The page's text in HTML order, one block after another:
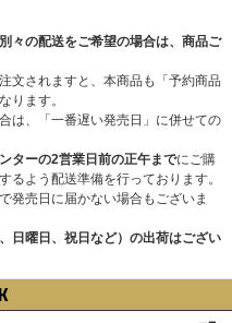
商品の販売数には限りがあります。
了いたします。
になります。
不明の返送品については保管義務を
んので特典の権利は無効になりま
先着特典を売買･譲渡することは一
な理由で商品のお届けが遅れる場合
したご注文のキャンセルはお受けい
い。
。
チャートへ反映されます。
々の配送をご希望の場合は、商品ご
文されますと、本商品も「予約商品
ります。
は、「一番遅い発売日」に併せての
ターの2営業日前の正午までにご購
するよう配送準備を行っております。
発売日に届かない場合もございま
日曜日、祝日など）の出荷はござい